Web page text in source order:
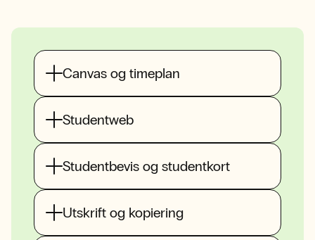
Canvas og timeplan
Studentweb
Studentbevis og studentkort
Utskrift og kopiering